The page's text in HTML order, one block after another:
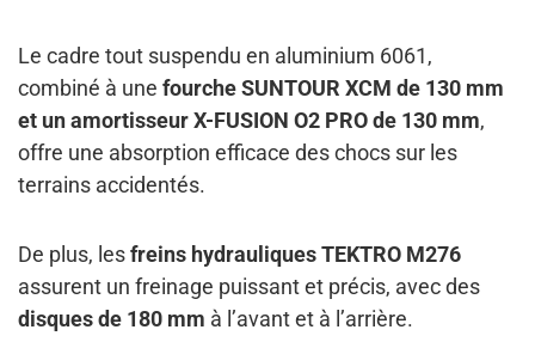
Le cadre tout suspendu en aluminium 6061,
combiné à une fourche SUNTOUR XCM de 130 mm
et un amortisseur X-FUSION O2 PRO de 130 mm,
offre une absorption efficace des chocs sur les
terrains accidentés.
De plus, lesfreins hydrauliques TEKTRO M276
assurent un freinage puissant et précis, avec des
disques de 180 mm à l’avant et à l’arrière.